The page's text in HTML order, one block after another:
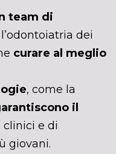
team di
l’odontoiatria dei
curare al meglio
, come la
il
e di
giovani.